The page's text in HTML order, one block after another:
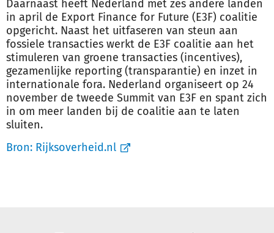
Daarnaast heeft Nederland met zes andere landen
in april de Export Finance for Future (E3F) coalitie
opgericht. Naast het uitfaseren van steun aan
fossiele transacties werkt de E3F coalitie aan het
stimuleren van groene transacties (incentives),
gezamenlijke reporting (transparantie) en inzet in
internationale fora. Nederland organiseert op 24
november de tweede Summit van E3F en spant zich
in om meer landen bij de coalitie aan te laten
sluiten.
Bron: Rijksoverheid.nl